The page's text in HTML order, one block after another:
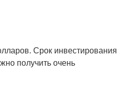
Срок инвестирования
получить очень